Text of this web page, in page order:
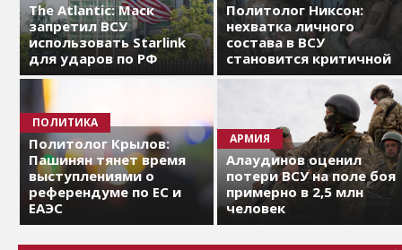
The Atlantic: Маск
запретил ВСУ
использовать Starlink
для ударов по РФ
Политолог Никсон:
нехватка личного
состава в ВСУ
становится критичной
ПОЛИТИКА
Политолог Крылов:
Пашинян тянет время
выступлениями о
референдуме по ЕС и
ЕАЭС
АРМИЯ
Алаудинов оценил
потери ВСУ на поле боя
примерно в 2,5 млн
человек